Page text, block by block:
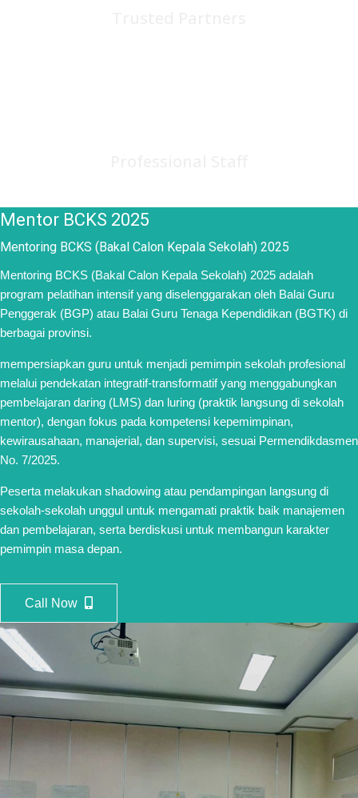
Mentor BCKS 2025
Mentoring BCKS (Bakal Calon Kepala Sekolah) 2025
Mentoring BCKS (Bakal Calon Kepala Sekolah) 2025 adalah
program pelatihan intensif yang diselenggarakan oleh Balai Guru
Penggerak (BGP) atau Balai Guru Tenaga Kependidikan (BGTK) di
berbagai provinsi.
mempersiapkan guru untuk menjadi pemimpin sekolah profesional
melalui pendekatan integratif-transformatif yang menggabungkan
pembelajaran daring (LMS) dan luring (praktik langsung di sekolah
mentor), dengan fokus pada kompetensi kepemimpinan,
kewirausahaan, manajerial, dan supervisi, sesuai Permendikdasmen
No. 7/2025.
Peserta melakukan shadowing atau pendampingan langsung di
sekolah-sekolah unggul untuk mengamati praktik baik manajemen
dan pembelajaran, serta berdiskusi untuk membangun karakter
pemimpin masa depan.
Call Now